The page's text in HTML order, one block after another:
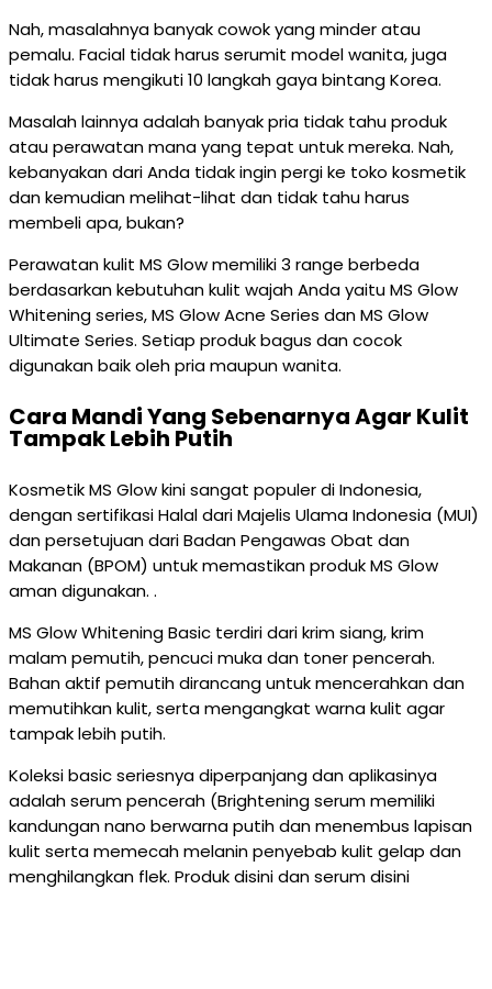
Nah, masalahnya banyak cowok yang minder atau
pemalu. Facial tidak harus serumit model wanita, juga
tidak harus mengikuti 10 langkah gaya bintang Korea.
Masalah lainnya adalah banyak pria tidak tahu produk
atau perawatan mana yang tepat untuk mereka. Nah,
kebanyakan dari Anda tidak ingin pergi ke toko kosmetik
dan kemudian melihat-lihat dan tidak tahu harus
membeli apa, bukan?
Perawatan kulit MS Glow memiliki 3 range berbeda
berdasarkan kebutuhan kulit wajah Anda yaitu MS Glow
Whitening series, MS Glow Acne Series dan MS Glow
Ultimate Series. Setiap produk bagus dan cocok
digunakan baik oleh pria maupun wanita.
Cara Mandi Yang Sebenarnya Agar Kulit
Tampak Lebih Putih
Kosmetik MS Glow kini sangat populer di Indonesia,
dengan sertifikasi Halal dari Majelis Ulama Indonesia (MUI)
dan persetujuan dari Badan Pengawas Obat dan
Makanan (BPOM) untuk memastikan produk MS Glow
aman digunakan. .
MS Glow Whitening Basic terdiri dari krim siang, krim
malam pemutih, pencuci muka dan toner pencerah.
Bahan aktif pemutih dirancang untuk mencerahkan dan
memutihkan kulit, serta mengangkat warna kulit agar
tampak lebih putih.
Koleksi basic seriesnya diperpanjang dan aplikasinya
adalah serum pencerah (Brightening serum memiliki
kandungan nano berwarna putih dan menembus lapisan
kulit serta memecah melanin penyebab kulit gelap dan
menghilangkan flek. Produk disini dan serum disini